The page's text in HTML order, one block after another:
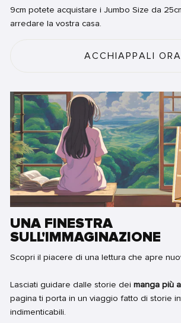
9cm potete acquistare i Jumbo Size da
arredare la vostra casa.
ACCHIAPPALI ORA
UNA FINESTRA
SULL'IMMAGINAZIONE
Scopri il piacere di una lettura che apre
Lasciati guidare dalle storie dei manga più
pagina ti porta in un viaggio fatto di storie
indimenticabili.